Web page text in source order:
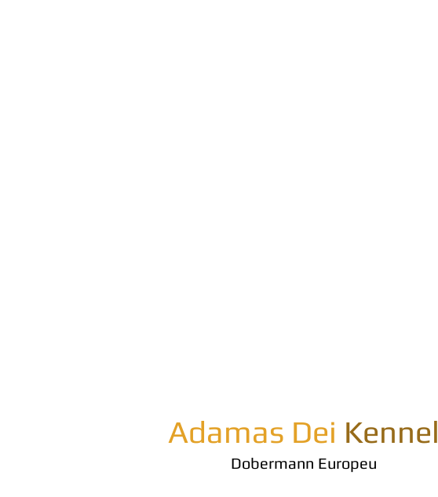
Adamas Dei Kennel
Dobermann Europeu